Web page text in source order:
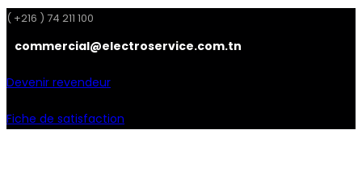
( +216 ) 74 211 100
commercial@electroservice.com.tn
Devenir revendeur
Fiche de satisfaction